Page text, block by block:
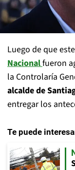
Luego de que
Nacionalfueron
la Controlaría
alcalde de
entregar los
Te puede